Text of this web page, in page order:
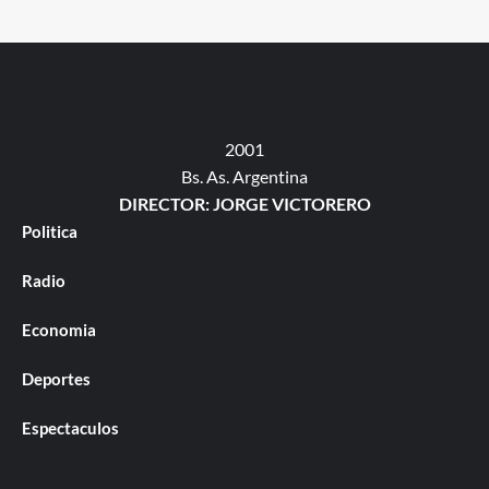
2001
Bs. As. Argentina
DIRECTOR: JORGE VICTORERO
Politica
Radio
Economia
Deportes
Espectaculos